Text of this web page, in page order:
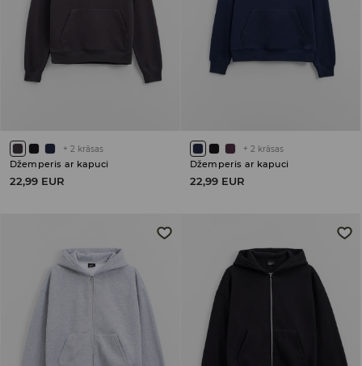
+ 2 krāsas
Džemperis ar kapuci
22,99 EUR
+ 2 krāsas
Džemperis ar kapuci
22,99 EUR